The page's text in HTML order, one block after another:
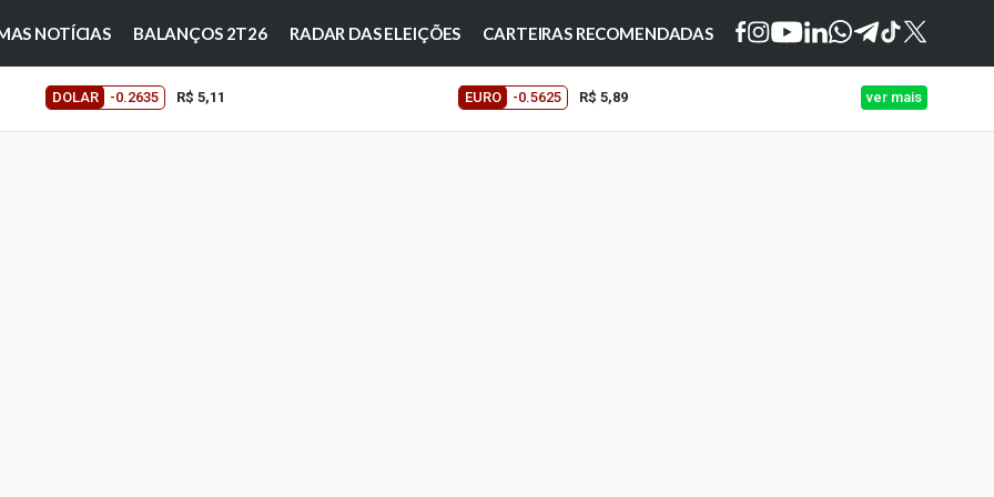
NOTÍCIAS BALANÇOS 2T26 RADAR DAS ELEIÇÕES CARTEIRAS RECOMENDADAS
DOLAR -0.2635 R$ 5,11 EURO -0.5625 R$ 5,89 ver mais